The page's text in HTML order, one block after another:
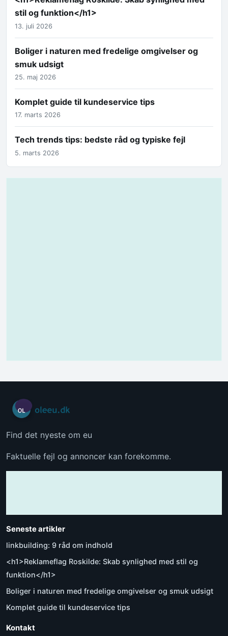
stil og funktion</h1>
13. juli 2026
Boliger i naturen med fredelige omgivelser og
smuk udsigt
25. maj 2026
Komplet guide til kundeservice tips
17. marts 2026
Tech trends tips: bedste råd og typiske fejl
5. marts 2026
Find det nyeste om eu
Faktuelle fejl og annoncer kan forekomme.
Seneste artikler
linkbuilding: 9 råd om indhold
<h1>Reklameflag Roskilde: Skab synlighed med stil og
funktion</h1>
Boliger i naturen med fredelige omgivelser og smuk udsigt
Komplet guide til kundeservice tips
Kontakt